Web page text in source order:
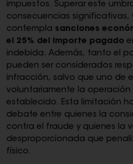
impuestos. Superar este
consecuencias significativas,
contempla sanciones
el 25% del importe pagado
indebida. Además, tanto el
pueden ser considerados
infracción, salvo que uno de
voluntariamente la operación
establecido. Esta limitación
debate entre quienes la
contra el fraude y quienes la
desproporcionada que
físico.